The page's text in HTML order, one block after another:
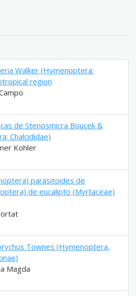
Walker (Hymenoptera:
region
de Stenosmicra Boucek &
Chalcididae)
Kohler
parasitoides de
de eucalipto (Myrtaceae)
Townes (Hymenoptera,
Magda